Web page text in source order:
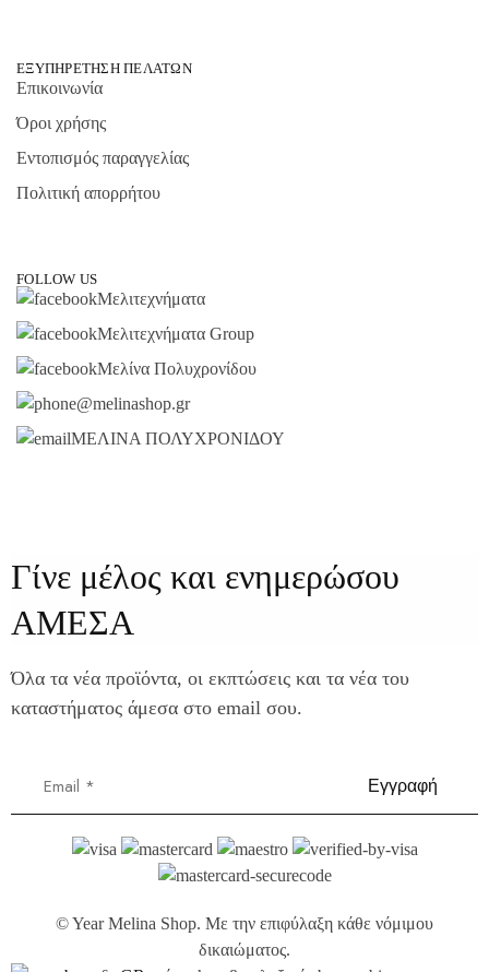
ΕΞΥΠΗΡΈΤΗΣΗ ΠΕΛΑΤΏΝ
Επικοινωνία
Όροι χρήσης
Εντοπισμός παραγγελίας
Πολιτική απορρήτου
FOLLOW US
Μελιτεχνήματα
Μελιτεχνήματα Group
Μελίνα Πολυχρονίδου
@melinashop.gr
ΜΕΛΙΝΑ ΠΟΛΥΧΡΟΝΙΔΟΥ
Γίνε μέλος και ενημερώσου
ΑΜΕΣΑ
Όλα τα νέα προϊόντα, οι εκπτώσεις και τα νέα του
καταστήματος άμεσα στο email σου.
©YearMelina Shop. Με την επιφύλαξη κάθε νόμιμου
δικαιώματος.